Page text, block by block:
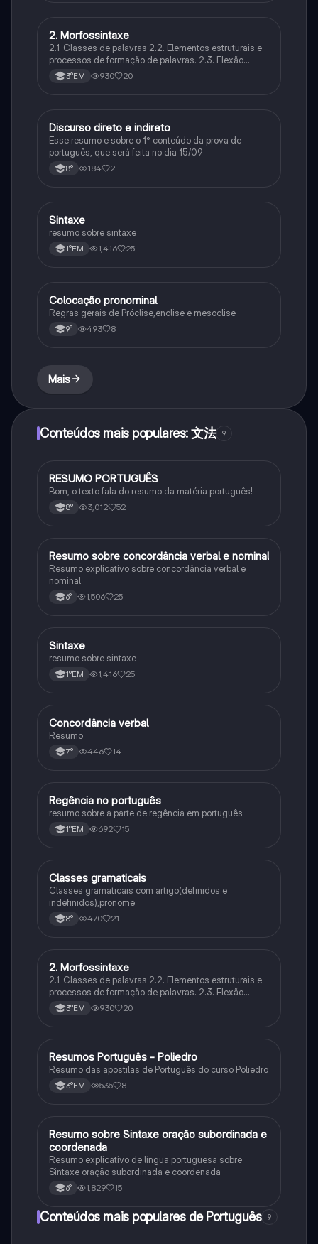
Português
2. Morfossintaxe
2.1. Classes de palavras 2.2. Elementos estruturais e
processos de formação de palavras. 2.3. Flexão
nominal e flexão verbal 2.4. Concordância nominal e
concordância verbal. 2.5. Regência nominal e
3°EM 930 20
Português
Discurso direto e indireto
Esse resumo e sobre o 1° conteúdo da prova de
português, que será feita no dia 15/09
8° 184 2
Português
Sintaxe
resumo sobre sintaxe
1°EM 1,416 25
Português
Colocação pronominal
Regras gerais de Próclise,enclise e mesoclise
9° 493 8
Mais
Conteúdos mais populares: 文法 9
Português
RESUMO PORTUGUÊS
Bom, o texto fala do resumo da matéria português!
8° 3,012 52
Português
Resumo sobre concordância verbal e nominal
Resumo explicativo sobre concordância verbal e
nominal
6° 1,506 25
Português
Sintaxe
resumo sobre sintaxe
1°EM 1,416 25
Português
Concordância verbal
Resumo
7° 446 14
Português
Regência no português
resumo sobre a parte de regência em português
1°EM 692 15
Português
Classes gramaticais
Classes gramaticais com artigo(definidos e
indefinidos),pronome
8° 470 21
Português
2. Morfossintaxe
2.1. Classes de palavras 2.2. Elementos estruturais e
processos de formação de palavras. 2.3. Flexão
nominal e flexão verbal 2.4. Concordância nominal e
concordância verbal. 2.5. Regência nominal e
3°EM 930 20
Português
Resumos Português - Poliedro
Resumo das apostilas de Português do curso Poliedro
3°EM 535 8
Português
Resumo sobre Sintaxe oração subordinada e
coordenada
Resumo explicativo de língua portuguesa sobre
Sintaxe oração subordinada e coordenada
6° 1,829 15
Conteúdos mais populares de Português 9